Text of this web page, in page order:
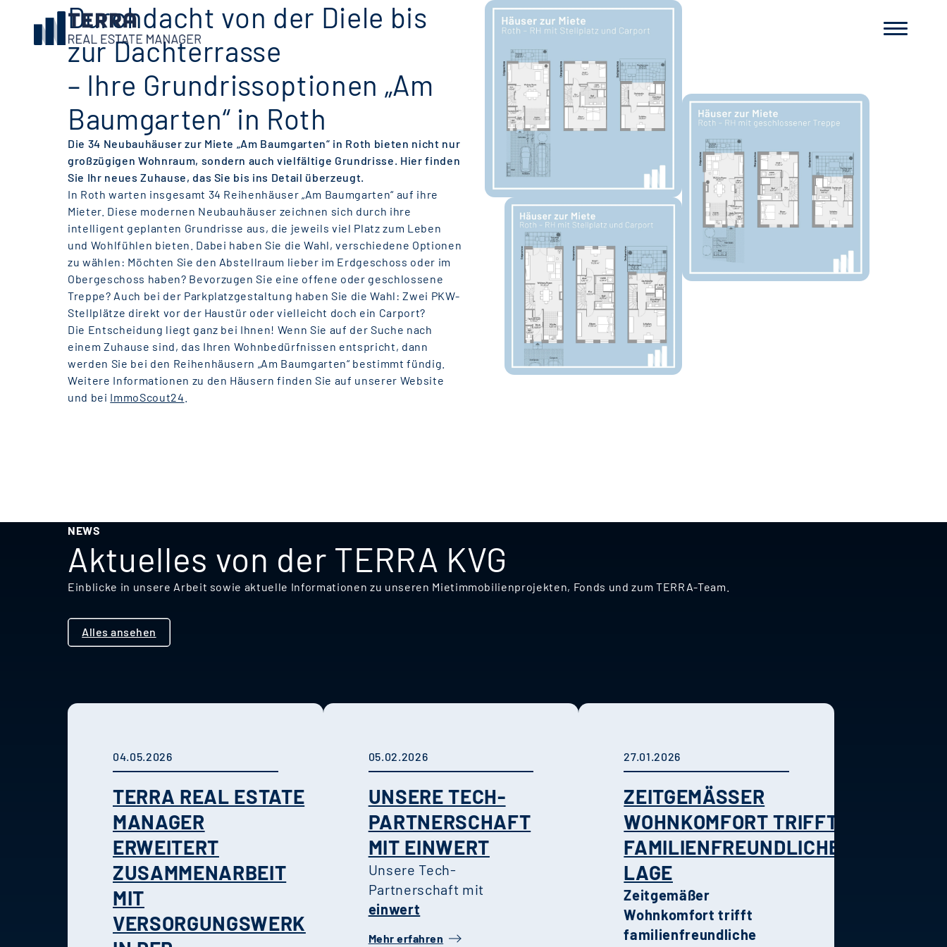
Durchdacht von der Diele bis
zur Dachterrasse
– Ihre Grundrissoptionen „Am
Baumgarten“ in Roth
Die 34 Neubauhäuser zur Miete „Am Baumgarten“ in Roth bieten nicht nur
großzügigen Wohnraum, sondern auch vielfältige Grundrisse. Hier finden
Sie Ihr neues Zuhause, das Sie bis ins Detail überzeugt.
In Roth warten insgesamt 34 Reihenhäuser „Am Baumgarten“ auf ihre
Mieter. Diese modernen Neubauhäuser zeichnen sich durch ihre
intelligent geplanten Grundrisse aus, die jeweils viel Platz zum Leben
und Wohlfühlen bieten. Dabei haben Sie die Wahl, verschiedene Optionen
zu wählen: Möchten Sie den Abstellraum lieber im Erdgeschoss oder im
Obergeschoss haben? Bevorzugen Sie eine offene oder geschlossene
Treppe? Auch bei der Parkplatzgestaltung haben Sie die Wahl: Zwei PKW-
Stellplätze direkt vor der Haustür oder vielleicht doch ein Carport?
Die Entscheidung liegt ganz bei Ihnen! Wenn Sie auf der Suche nach
einem Zuhause sind, das Ihren Wohnbedürfnissen entspricht, dann
werden Sie bei den Reihenhäusern „Am Baumgarten“ bestimmt fündig.
Weitere Informationen zu den Häusern finden Sie auf unserer Website
und bei ImmoScout24
NEWS
Aktuelles von der TERRA KVG
Einblicke in unsere Arbeit sowie aktuelle Informationen zu unseren Mietimmobilienprojekten, Fonds und zum TERRA-Team.
Alles ansehen
04.05.2026
TERRA REAL ESTATE
MANAGER
ERWEITERT
ZUSAMMENARBEIT
MIT
VERSORGUNGSWERK
05.02.2026
UNSERE TECH-
PARTNERSCHAFT
MIT EINWERT
Unsere Tech-
Partnerschaft mit
einwert
Mehr erfahren
27.01.2026
ZEITGEMÄSSER W
OHNKOMFORT TRIFFT F
AMILIENFREUNDLICHE L
AGE
Zeitgemäßer
Wohnkomfort trifft
familienfreundliche